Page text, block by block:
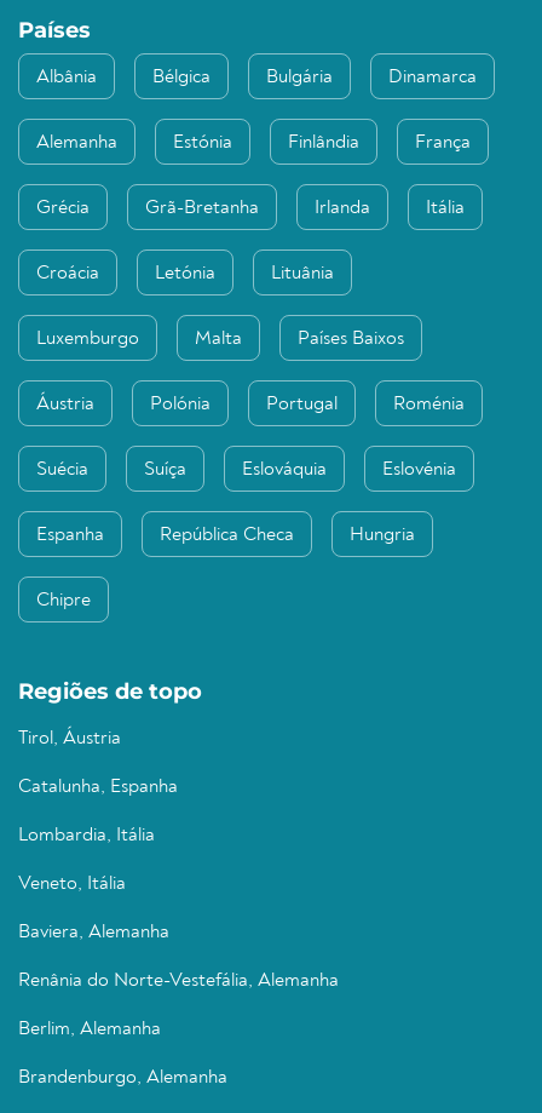
Países
Albânia Bélgica Bulgária Dinamarca
Alemanha Estónia Finlândia França
Grécia Grã-Bretanha Irlanda Itália
Croácia Letónia Lituânia
Luxemburgo Malta Países Baixos
Áustria Polónia Portugal Roménia
Suécia Suíça Eslováquia Eslovénia
Espanha República Checa Hungria
Chipre
Regiões de topo
Tirol, Áustria
Catalunha, Espanha
Lombardia, Itália
Veneto, Itália
Baviera, Alemanha
Renânia do Norte-Vestefália, Alemanha
Berlim, Alemanha
Brandenburgo, Alemanha